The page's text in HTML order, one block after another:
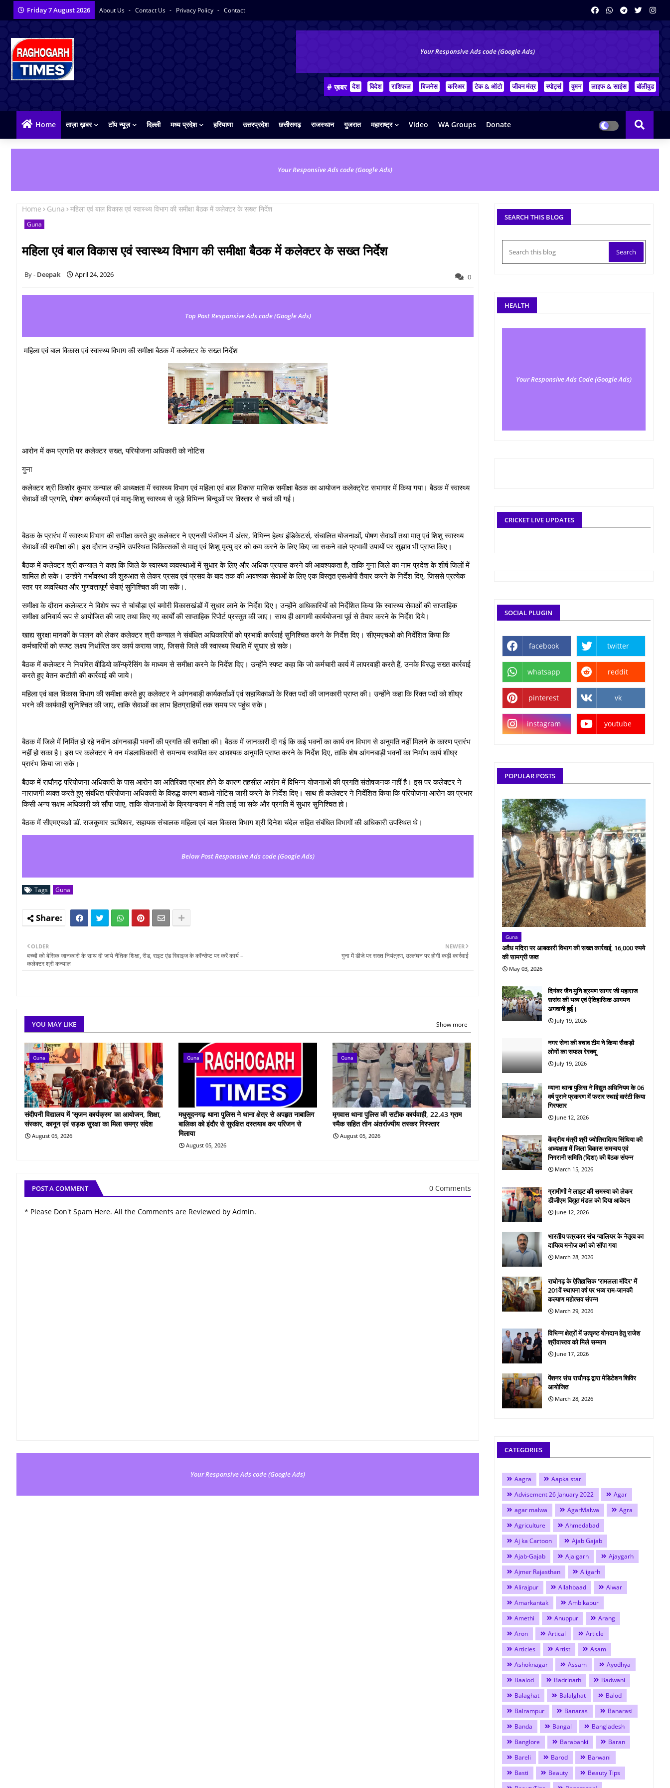
Friday 7 August 2026 About Us Contact Us Privacy Policy Contact
Your Responsive Ads code (Google Ads)
# ख़बर देश विदेश राशिफल बिजनेस करिअर टेक & ऑटो जीवन मंत्र स्पोर्ट्स वुमन लाइफ & साइंस बॉलीवुड
Home ताज़ा ख़बर टॉप न्यूज़ दिल्ली मध्य प्रदेश हरियाणा उत्तरप्रदेश छत्तीसगढ़ राजस्थान गुजरात महाराष्ट्र Video WA Groups Donate
Your Responsive Ads code (Google Ads)
Home Guna महिला एवं बाल विकास एवं स्वास्थ्य विभाग की समीक्षा बैठक में कलेक्टर के सख्त निर्देश
Guna
महिला एवं बाल विकास एवं स्वास्थ्य विभाग की समीक्षा बैठक में कलेक्टर के सख्त निर्देश
Deepak April 24, 2026 0
Top Post Responsive Ads code (Google Ads)
महिला एवं बाल विकास एवं स्वास्थ्य विभाग की समीक्षा बैठक में कलेक्टर के सख्त निर्देश
आरोन में कम प्रगति पर कलेक्टर सख्त, परियोजना अधिकारी को नोटिस
‎गुना
कलेक्टर श्री किशोर कुमार कन्याल की अध्यक्षता में स्वास्थ्य विभाग एवं महिला एवं बाल विकास मासिक समीक्षा बैठक का आयोजन कलेक्‍ट्रेट सभागार में किया गया। बैठक में स्वास्थ्य
सेवाओं की प्रगति, पोषण कार्यक्रमों एवं मातृ-शिशु स्वास्थ्य से जुड़े विभिन्न बिन्‍दुओं पर विस्‍तार से चर्चा की गई।
बैठक के प्रारंभ में स्वास्थ्य विभाग की समीक्षा करते हुए कलेक्टर ने एएनसी पंजीयन में अंतर, विभिन्न हेल्थ इंडिकेटर्स, संचालित योजनाओं, पोषण सेवाओं तथा मातृ एवं शिशु स्वास्थ्य
सेवाओं की समीक्षा की। इस दौरान उन्होंने उपस्थित चिकित्सकों से मातृ एवं शिशु मृत्यु दर को कम करने के लिए किए जा सकने वाले प्रभावी उपायों पर सुझाव भी प्राप्त किए।
बैठक में कलेक्टर श्री कन्‍याल ने कहा कि जिले के स्वास्थ्य व्‍यवस्‍थाओं में सुधार के लिए और अधिक प्रयास करने की आवश्यकता है, ताकि गुना जिले का नाम प्रदेश के शीर्ष जिलों में
शामिल हो सके। उन्होंने गर्भावस्था की शुरुआत से लेकर प्रसव एवं प्रसव के बाद तक की आवश्यक सेवाओं के लिए एक विस्तृत एसओपी तैयार करने के निर्देश दिए, जिससे प्रत्येक
स्तर पर व्यवस्थित और गुणवत्तापूर्ण सेवाएं सुनिश्चित की जा सकें।.
समीक्षा के दौरान कलेक्टर ने विशेष रूप से चांचौड़ा एवं बमोरी विकासखंडों में सुधार लाने के निर्देश दिए। उन्होंने अधिकारियों को निर्देशित किया कि स्वास्थ्य सेवाओं की साप्ताहिक
समीक्षा अनिवार्य रूप से आयोजित की जाए तथा किए गए कार्यों की साप्ताहिक रिपोर्ट प्रस्तुत की जाए। साथ ही आगामी कार्ययोजना पूर्व से तैयार करने के निर्देश दिये।
खाद्य सुरक्षा मानकों के पालन को लेकर कलेक्टर श्री कन्‍याल ने संबंधित अधिकारियों को प्रभावी कार्रवाई सुनिश्चित करने के निर्देश दिए। सीएमएचओ को निर्देशित किया कि
कर्मचारियों को स्पष्ट लक्ष्य निर्धारित कर कार्य कराया जाए, जिससे जिले की स्वास्थ्य स्थिति में सुधार हो सके।
बैठक में कलेक्टर ने नियमित वीडियो कॉन्फ्रेंसिंग के माध्यम से समीक्षा करने के निर्देश दिए। उन्‍होंने स्पष्ट कहा कि जो कर्मचारी कार्य में लापरवाही करते हैं, उनके विरुद्ध सख्त कार्रवाई
करते हुए वेतन कटौती की कार्रवाई की जाये।
महिला एवं बाल विकास विभाग की समीक्षा करते हुए कलेक्टर ने आंगनबाड़ी कार्यकर्ताओं एवं सहायिकाओं के रिक्त पदों की जानकारी प्राप्त की। उन्होंने कहा कि रिक्त पदों को शीघ्र
भरने की कार्यवाही सुनिश्चित की जाए, ताकि सेवाओं का लाभ हितग्राहियों तक समय पर पहुंच सके।
बैठक में जिले में निर्मित हो रहे नवीन आंगनबाड़ी भवनों की प्रगति की समीक्षा की। बैठक में जानकारी दी गई कि कई भवनों का कार्य वन विभाग से अनुमति नहीं मिलने के कारण प्रारंभ
नहीं हो सका है। इस पर कलेक्टर ने वन मंडलाधिकारी से समन्वय स्थापित कर आवश्यक अनुमति प्राप्त करने के निर्देश दिए, ताकि शेष आंगनबाड़ी भवनों का निर्माण कार्य शीघ्र
प्रारंभ किया जा सके।
बैठक में राघौगढ़ परियोजना अधिकारी के पास आरोन का अतिरिक्त प्रभार होने के कारण तहसील आरोन में विभिन्न योजनाओं की प्रगति संतोषजनक नहीं है। इस पर कलेक्टर ने
नाराजगी व्यक्त करते हुए संबंधित परियोजना अधिकारी के विरुद्ध कारण बताओ नोटिस जारी करने के निर्देश दिए। साथ ही कलेक्टर ने निर्देशित किया कि परियोजना आरोन का प्रभार
किसी अन्य सक्षम अधिकारी को सौंपा जाए, ताकि योजनाओं के क्रियान्वयन में गति लाई जा सके और प्रगति में सुधार सुनिश्चित हो।
बैठक में सीएमएचओ डॉ. राजकुमार ऋषिश्‍वर, सहायक संचालक महिला एवं बाल विकास विभाग श्री दिनेश चंदेल सहित संबंधित विभागों की अधिकारी उपस्थित थे।
Below Post Responsive Ads code (Google Ads)
Tags Guna
NEWER
गुना में डीजे पर सख्त नियंत्रण, उल्लंघन पर होगी कड़ी कार्रवाई
OLDER
बच्‍चों को बेसिक जानकारी के साथ दी जाये नैतिक शिक्षा, रीड, राइट एंड रिवाइज के कॉन्‍सेप्‍ट पर करें कार्य –
कलेक्‍टर श्री कन्‍याल
YOU MAY LIKE Show more
Guna
संदीपनी विद्यालय में ‘सृजन कार्यक्रम’ का आयोजन, शिक्षा,
संस्कार, कानून एवं सड़क सुरक्षा का मिला समग्र संदेश
August 05, 2026
Guna
मधुसूदनगढ़ थाना पुलिस ने थाना क्षेत्र से अपहृत नाबालिग
बालिका को इंदौर से सुरक्षित दस्तयाब कर परिजन से
मिलाया
August 05, 2026
Guna
मृगवास थाना पुलिस की सटीक कार्यवाही, 22.43 ग्राम
स्मैक सहित तीन अंतर्राज्यीय तस्कर गिरफ्तार
August 05, 2026
POST A COMMENT 0 Comments
* Please Don't Spam Here. All the Comments are Reviewed by Admin.
Your Responsive Ads code (Google Ads)
SEARCH THIS BLOG
HEALTH
Your Responsive Ads Code (Google Ads)
CRICKET LIVE UPDATES
SOCIAL PLUGIN
facebook twitter
whatsapp reddit
pinterest vk
instagram youtube
POPULAR POSTS
Guna
अवैध मदिरा पर आबकारी विभाग की सख्त कार्रवाई, 16,000 रुपये
की सामग्री जब्त
May 03, 2026
दिगंबर जैन मुनि श्रमण सागर जी महाराज
ससंघ की भव्य एवं ऐतिहासिक आगमन
अगवानी हुई।
July 19, 2026
नगर सेना की बचाव टीम ने किया सैकड़ों
लोगों का सफल रेस्क्यू
July 19, 2026
म्याना थाना पुलिस ने विद्युत अधिनियम के 06
वर्ष पुराने प्रकरण में फरार स्थाई वारंटी किया
गिरफ्तार
June 12, 2026
केंद्रीय मंत्री श्री ज्योतिरादित्य सिंधिया की
अध्यक्षता में जिला विकास समन्वय एवं
निगरानी समिति (दिशा) की बैठक संपन्न
March 15, 2026
ग्रामीणों ने लाइट की समस्या को लेकर
डीजीएम विद्युत मंडल को दिया आवेदन
June 12, 2026
भारतीय पत्रकार संघ ग्वालियर के नेतृत्व का
दायित्व मनोज वर्मा को सौंपा गया
March 28, 2026
राघोगढ़ के ऐतिहासिक 'रामलला मंदिर' में
201वें स्थापना वर्ष पर भव्य राम-जानकी
कल्याण महोत्सव संपन्न
March 29, 2026
विभिन्न क्षेत्रों में उत्कृष्ट योगदान हेतु राजेश
श्रीवास्तव को मिले सम्मान
June 17, 2026
पेंशनर संघ राघौगढ़ द्वारा मेडिटेशन शिविर
आयोजित
March 28, 2026
CATEGORIES
Aagra
Aapka star
Advisement 26 January 2022
Agar
agar malwa
AgarMalwa
Agra
Agriculture
Ahmedabad
Aj ka Cartoon
Ajab Gajab
Ajab-Gajab
Ajaigarh
Ajaygarh
Ajmer Rajasthan
Aligarh
Alirajpur
Allahbaad
Alwar
Amarkantak
Ambikapur
Amethi
Anuppur
Arang
Aron
Artical
Article
Articles
Artist
Asam
Ashoknagar
Assam
Ayodhya
Baalod
Badrinath
Badwani
Balaghat
Balalghat
Balod
Balrampur
Banaras
Banarasi
Banda
Bangal
Bangladesh
Banglore
Barabanki
Baran
Bareli
Barod
Barwani
Basti
Beauty
Beauty Tips